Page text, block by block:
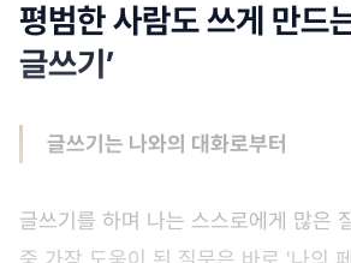
평범한 사람도 쓰게 만드
글쓰기’
글쓰기는 나와의 대화로부터
글쓰기를 하며 나는 스스로에게 많은